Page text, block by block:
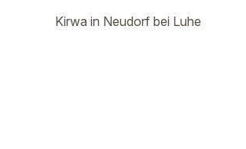
Kirwa in Neudorf bei Luhe